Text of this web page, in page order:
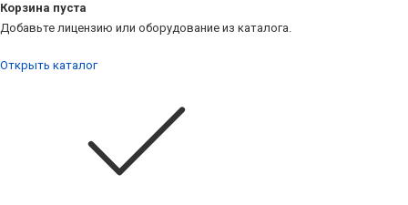
Корзина пуста
Добавьте лицензию или оборудование из каталога.
Открыть каталог